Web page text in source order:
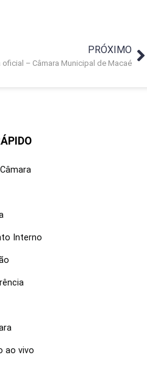
PRÓXIMO
oficial – Câmara Municipal de Macaé
Interno
ao vivo